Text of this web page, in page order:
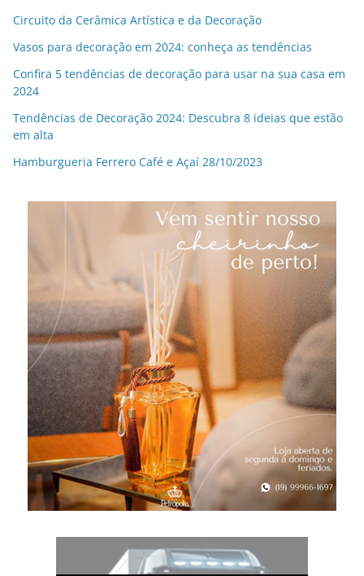
Circuito da Cerâmica Artística e da Decoração
Vasos para decoração em 2024: conheça as tendências
Confira 5 tendências de decoração para usar na sua casa em
2024
Tendências de Decoração 2024: Descubra 8 ideias que estão
em alta
Hamburgueria Ferrero Café e Açaí 28/10/2023